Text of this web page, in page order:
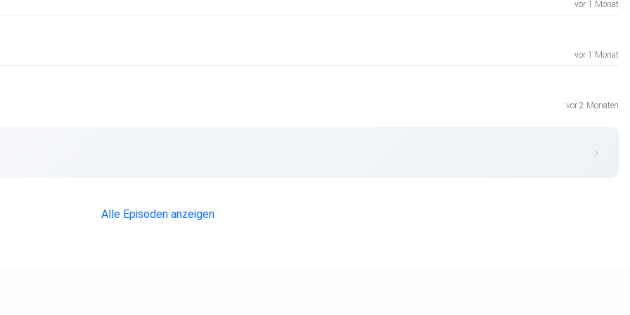
vor 1 Monat
vor 1 Monat
vor 2 Monaten
Alle Episoden anzeigen